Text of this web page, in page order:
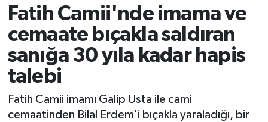
Fatih Camii'nde imama ve
cemaate bıçakla saldıran
sanığa 30 yıla kadar hapis
talebi
Fatih Camii imamı Galip Usta ile cami
cemaatinden Bilal Erdem'i bıçakla yaraladığı, bir
Afyonkarahisar Müftülüğü
Ağrı Müftülüğü
Aksaray Müftülüğü
Amasya Müftülüğü
Gündem
#Keşfet
Biyografiler
Dini kavramlar
Diyanet Bilgi
Diyanet Takvimi
Basında Bugün
DİYANET eKİTAP
Ankara Namaz Vakitleri
Trafik Durumu
Süper Lig Puan Durumu ve Fikstür
Tüm Manşetler